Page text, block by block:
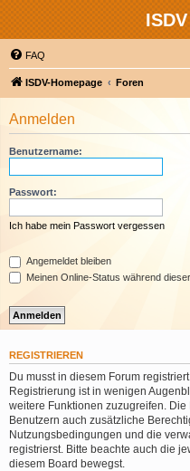
FAQ
ISDV-Homepage Foren
Anmelden
Benutzername:
Passwort:
Ich habe mein Passwort vergessen
Angemeldet bleiben
Meinen Online-Status während
REGISTRIEREN
Du musst in diesem Forum
Registrierung ist in wenigen
weitere Funktionen zuzugreifen.
Benutzern auch zusätzliche
Nutzungsbedingungen und die
registrierst. Bitte beachte auch die
diesem Board bewegst.